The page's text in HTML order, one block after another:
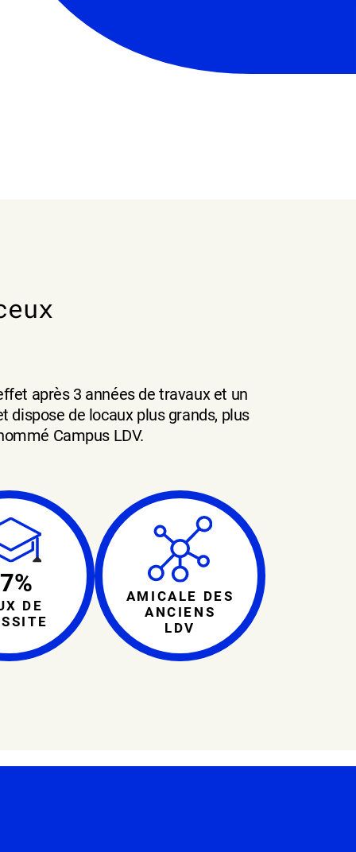
après 3 années de travaux et un
dispose de locaux plus grands, plus
Campus LDV.
DE
AMICALE DES
ANCIENS
LDV